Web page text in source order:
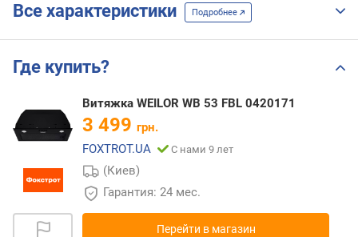
Все характеристики Подробнее
Где купить?
Витяжка WEILOR WB 53 FBL 0420171
3 499 грн.
FOXTROT.UA
С нами 9 лет
(Киев)
Гарантия: 24 мес.
Перейти в магазин